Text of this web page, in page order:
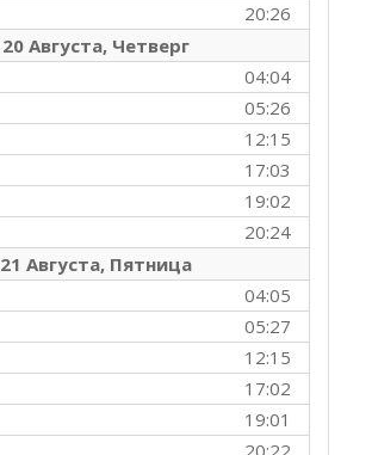
20:26
20 Августа, Четверг
04:04
05:26
12:15
17:03
19:02
20:24
21 Августа, Пятница
04:05
05:27
12:15
17:02
19:01